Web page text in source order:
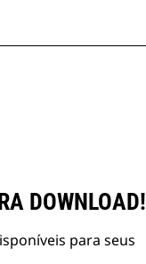
DOWNLOAD!
para seus